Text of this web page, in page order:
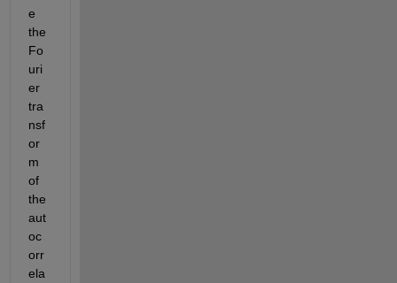
e
the
Fo
uri
er
tra
nsf
or
m
of
the
aut
oc
orr
ela